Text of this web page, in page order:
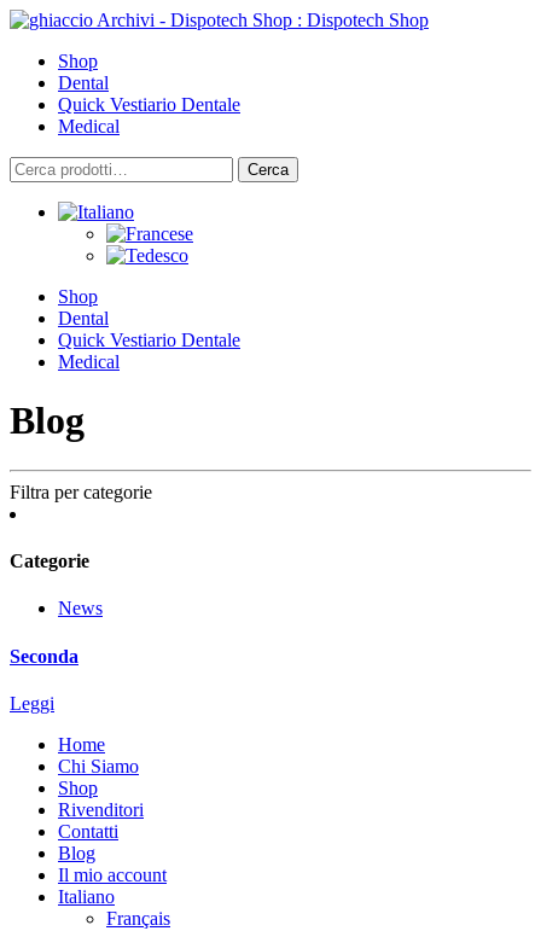
Skip
contentShop
Dental
Quick Vestiario Dentale
Medical
Cerca:
Cerca
Shop
Dental
Quick Vestiario Dentale
Medical
Blog
Filtra per categorie
Categorie
News
Seconda
Leggi
Home
Chi Siamo
Shop
Rivenditori
Contatti
Blog
Il mio account
Italiano
Français